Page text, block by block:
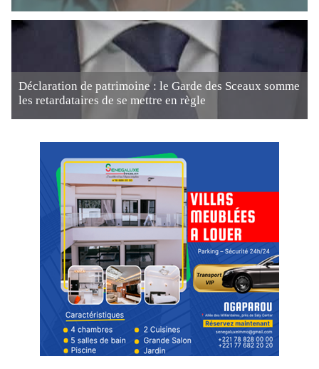
Déclaration de patrimoine : le Garde des Sceaux somme
les retardataires de se mettre en règle